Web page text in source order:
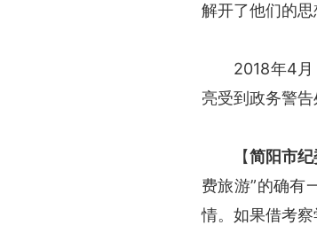
解开了他们的思
2018年4月，
亮受到政务警
【简阳市
费旅游”的确有
情。如果借考察